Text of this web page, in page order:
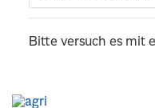
Bitte versuch es mit